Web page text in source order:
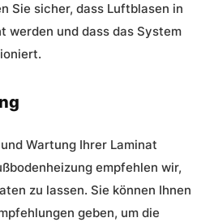
Sie sicher, dass Luftblasen in
werden und dass das System
Wartung Ihrer Laminat
empfehlen wir,
zu lassen. Sie können Ihnen
geben, um die